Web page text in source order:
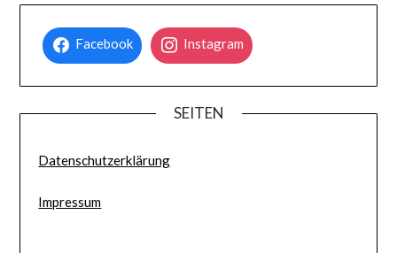
Facebook Instagram
SEITEN
Datenschutzerklärung
Impressum